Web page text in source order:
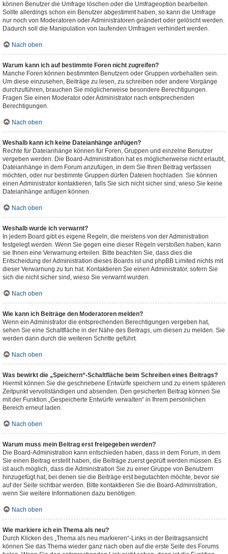
können Benutzer die Umfrage löschen oder die Umfrageoption bearbeiten.
Sollte allerdings schon ein Benutzer abgestimmt haben, so kann die Umfrage
nur noch von Moderatoren oder Administratoren geändert oder gelöscht werden.
Dadurch soll die Manipulation von laufenden Umfragen verhindert werden.
Nach oben
Warum kann ich auf bestimmte Foren nicht zugreifen?
Manche Foren können bestimmten Benutzern oder Gruppen vorbehalten sein.
Um diese einzusehen, Beiträge zu lesen, zu schreiben oder andere Vorgänge
durchzuführen, brauchen Sie möglicherweise besondere Berechtigungen.
Fragen Sie einen Moderator oder Administrator nach entsprechenden
Berechtigungen.
Nach oben
Weshalb kann ich keine Dateianhänge anfügen?
Rechte für Dateianhänge können für Foren, Gruppen und einzelne Benutzer
vergeben werden. Die Board-Administration hat es möglicherweise nicht erlaubt,
Dateianhänge in dem Forum anzufügen, in dem Sie Ihren Beitrag verfassen
möchten, oder nur bestimmte Gruppen dürfen Dateien hochladen. Sie können
einen Administrator kontaktieren, falls Sie sich nicht sicher sind, wieso Sie keine
Dateianhänge anfügen können.
Nach oben
Weshalb wurde ich verwarnt?
In jedem Board gibt es eigene Regeln, die meistens von der Administration
festgelegt werden. Wenn Sie gegen eine dieser Regeln verstoßen haben, kann
sie Ihnen eine Verwarnung erteilen. Bitte beachten Sie, dass dies die
Entscheidung der Administration dieses Boards ist und phpBB Limited nichts mit
dieser Verwarnung zu tun hat. Kontaktieren Sie einen Administrator, sofern Sie
sich die nicht sicher sind, wieso Sie verwarnt wurden.
Nach oben
Wie kann ich Beiträge den Moderatoren melden?
Wenn ein Administrator die entsprechenden Berechtigungen vergeben hat,
sehen Sie eine Schaltfläche in der Nähe des Beitrags, um diesen zu melden. Sie
werden dann durch die weiteren Schritte geführt.
Nach oben
Was bewirkt die „Speichern“-Schaltfläche beim Schreiben eines Beitrags?
Hiermit können Sie die geschriebene Entwürfe speichern und zu einem späteren
Zeitpunkt vervollständigen und absenden. Den gesicherten Beitrag können Sie
mit der Funktion „Gespeicherte Entwürfe verwalten“ in Ihrem persönlichen
Bereich erneut laden.
Nach oben
Warum muss mein Beitrag erst freigegeben werden?
Die Board-Administration kann entschieden haben, dass in dem Forum, in dem
Sie einen Beitrag erstellt haben, die Beiträge zuerst geprüft werden müssen. Es
ist auch möglich, dass die Administration Sie zu einer Gruppe von Benutzern
hinzugefügt hat, bei denen sie die Beiträge erst begutachten möchte, bevor sie
auf der Seite sichtbar werden. Bitte kontaktieren Sie die Board-Administration,
wenn Sie weitere Informationen dazu benötigen.
Nach oben
Wie markiere ich ein Thema als neu?
Durch Klicken des „Thema als neu markieren“-Links in der Beitragsansicht
können Sie das Thema wieder ganz nach oben auf die erste Seite des Forums